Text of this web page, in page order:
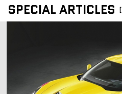
SPECIAL ARTICLES